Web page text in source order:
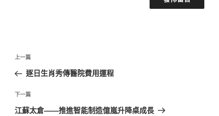
文
導
覽
上
一
文
章
上一篇
逐日生肖秀傳醫院費用運程
下
一
下一篇
江蘇太倉——推進智能制造億嵐升降桌成長